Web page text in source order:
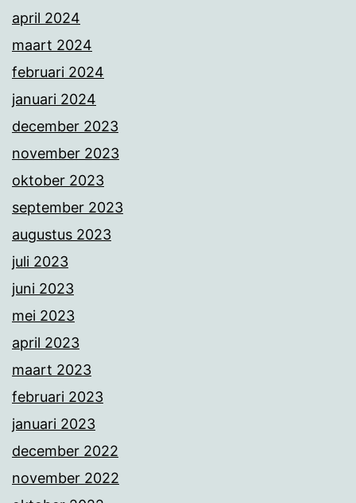
april 2024
maart 2024
februari 2024
januari 2024
december 2023
november 2023
oktober 2023
september 2023
augustus 2023
juli 2023
juni 2023
mei 2023
april 2023
maart 2023
februari 2023
januari 2023
december 2022
november 2022